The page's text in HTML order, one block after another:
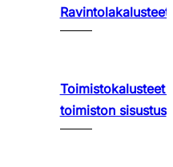
Ravintolakalusteet
Toimistokalusteet
toimiston sisustus